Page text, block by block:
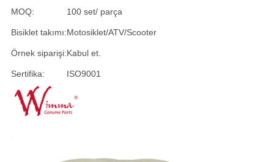
MOQ: 100 set/ parça
Bisiklet takımı:Motosiklet/ATV/Scooter
Örnek siparişi:Kabul et.
Sertifika: ISO9001